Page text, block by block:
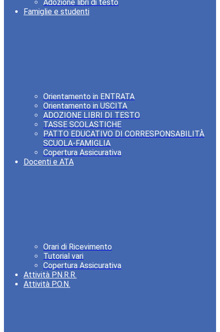
Adozione libri di testo
Famiglie e studenti
Orientamento in ENTRATA
Orientamento in USCITA
ADOZIONE LIBRI DI TESTO
TASSE SCOLASTICHE
PATTO EDUCATIVO DI CORRESPONSABILITÀ
SCUOLA-FAMIGLIA
Copertura Assicurativa
Docenti e ATA
Orari di Ricevimento
Tutorial vari
Copertura Assicurativa
Attività P.N.R.R.
Attività P.O.N.